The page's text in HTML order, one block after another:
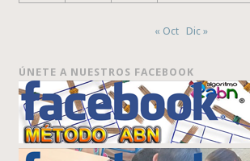
« Oct Dic »
ÚNETE A NUESTROS FACEBOOK